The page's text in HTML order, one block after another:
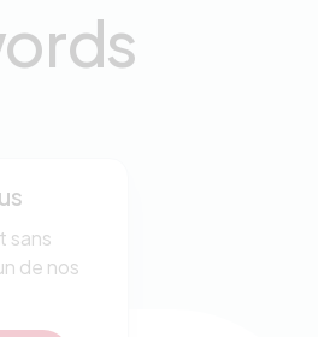
sans
de nos